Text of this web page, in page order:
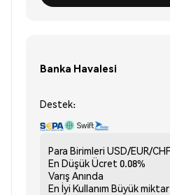
Banka Havalesi
Destek:
Para Birimleri USD/EUR/
En Düşük Ücret 0.08%
Varış Anında
En İyi Kullanım Büyük miktar